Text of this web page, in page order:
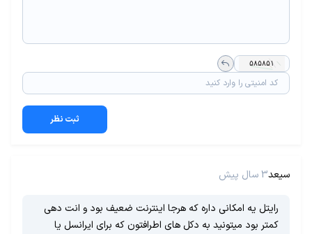
ثبت نظر
سیعد3 سال پیش
رایتل یه امکانی داره که هرجا اینترنت ضعیف بود و انت دهی
کمتر بود میتونید به دکل های اطرافتون که برای ایرانسل یا